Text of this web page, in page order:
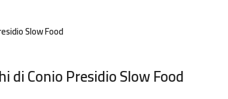
Slow Food
di Conio Presidio Slow Food